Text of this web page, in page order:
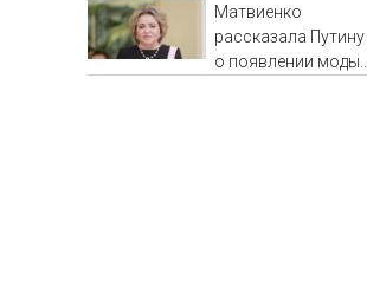
уставшим
человеком в России
06/08/2026 –
Матвиенко
рассказала Путину
о появлении моды